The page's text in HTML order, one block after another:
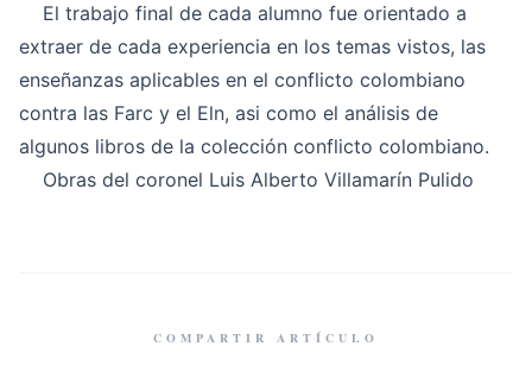
El trabajo final de cada alumno fue orientado a
extraer de cada experiencia en los temas vistos, las
enseñanzas aplicables en el conflicto colombiano
contra las Farc y el Eln, asi como el análisis de
algunos libros de la colección conflicto colombiano.
Obras del coronel Luis Alberto Villamarín Pulido
COMPARTIR ARTÍCULO